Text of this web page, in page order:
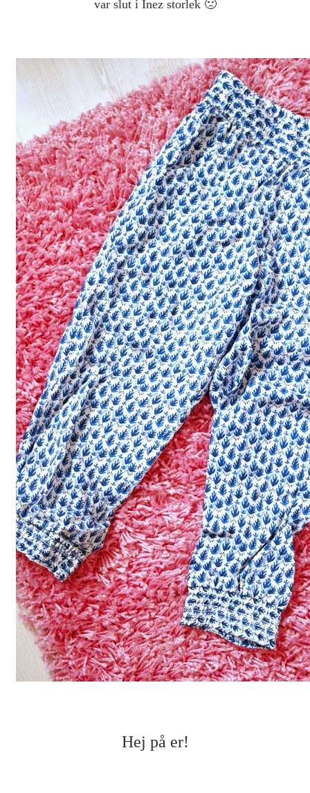
var slut i Inez storlek 🙁
Hej på er!